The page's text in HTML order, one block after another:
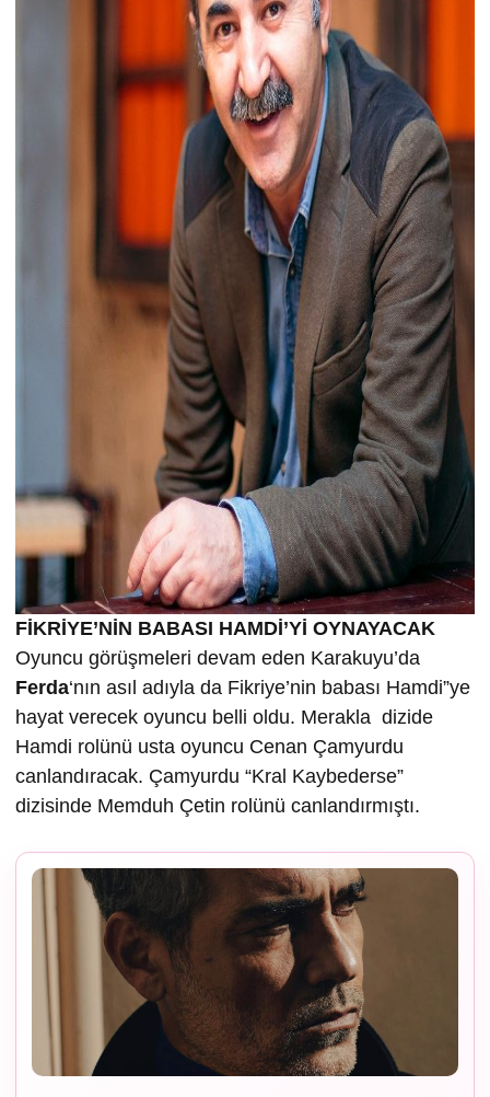
FİKRİYE’NİN BABASI HAMDİ’Yİ OYNAYACAK
Oyuncu görüşmeleri devam eden Karakuyu’da
Ferda‘nın asıl adıyla da Fikriye’nin babası Hamdi”ye
hayat verecek oyuncu belli oldu. Merakla dizide
Hamdi rolünü usta oyuncu Cenan Çamyurdu
canlandıracak. Çamyurdu “Kral Kaybederse”
dizisinde Memduh Çetin rolünü canlandırmıştı.